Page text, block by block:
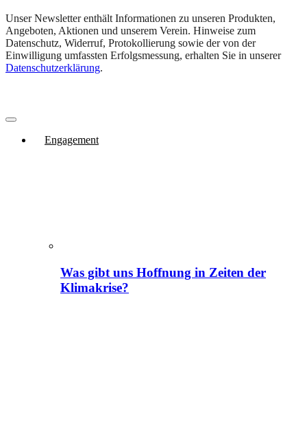
Unser Newsletter enthält Informationen zu unseren Produkten,
Angeboten, Aktionen und unserem Verein. Hinweise zum
Datenschutz, Widerruf, Protokollierung sowie der von der
Einwilligung umfassten Erfolgsmessung, erhalten Sie in unserer
Datenschutzerklärung.
Engagement
Was gibt uns Hoffnung in Zeiten der
Klimakrise?